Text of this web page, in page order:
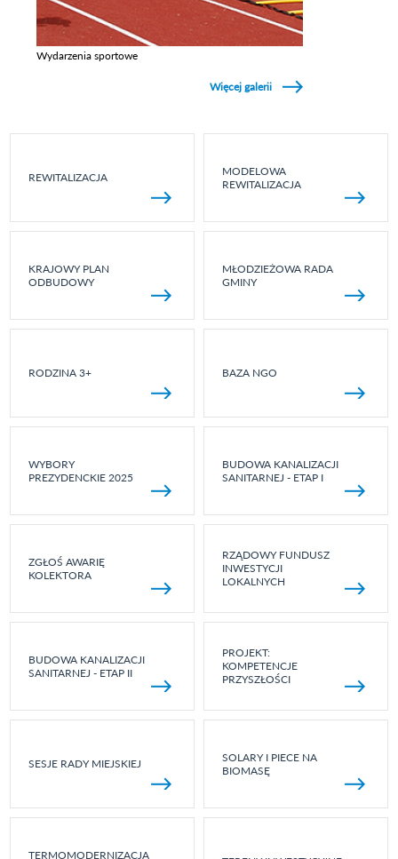
Wydarzenia sportowe
Więcej galerii
REWITALIZACJA
MODELOWA
REWITALIZACJA
KRAJOWY PLAN
ODBUDOWY
MŁODZIEŻOWA RADA
GMINY
RODZINA 3+ BAZA NGO
WYBORY
PREZYDENCKIE 2025
BUDOWA KANALIZACJI
SANITARNEJ - ETAP I
ZGŁOŚ AWARIĘ
KOLEKTORA
RZĄDOWY FUNDUSZ
INWESTYCJI
LOKALNYCH
BUDOWA KANALIZACJI
SANITARNEJ - ETAP II
PROJEKT:
KOMPETENCJE
PRZYSZŁOŚCI
SESJE RADY MIEJSKIEJ
SOLARY I PIECE NA
BIOMASĘ
TERMOMODERNIZACJA